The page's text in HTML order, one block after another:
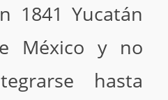
1841 Yucatán
México y no
hasta